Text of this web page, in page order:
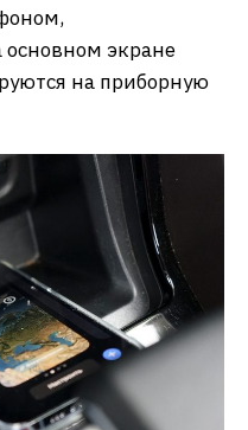
основном экране
на приборную